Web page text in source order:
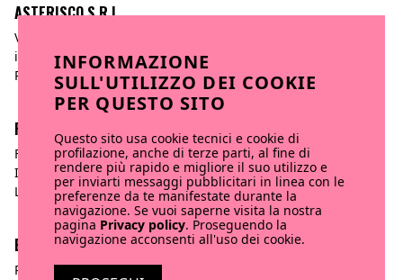
ASTERISCO S.R.L
Via Po, 14 | 10123 Torino
info@asteriscocreativeagency.com
P.iva 11217100012
FOLLOW US
Facebook
Instagram
Linkedin
BORING STUFF
Privacy policy
INFORMAZIONE
SULL'UTILIZZO DEI COOKIE
PER QUESTO SITO
Questo sito usa cookie tecnici e cookie di
profilazione, anche di terze parti, al fine di
rendere più rapido e migliore il suo utilizzo e
per inviarti messaggi pubblicitari in linea con le
preferenze da te manifestate durante la
navigazione. Se vuoi saperne visita la nostra
pagina Privacy policy. Proseguendo la
navigazione acconsenti all'uso dei cookie.